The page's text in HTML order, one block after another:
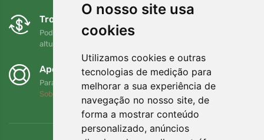
O nosso site usa
cookies
Utilizamos cookies e outras
tecnologias de medição para
melhorar a sua experiência de
navegação no nosso site, de
forma a mostrar conteúdo
personalizado, anúncios
Trocas e devoluções gratuitas
Pode devolver ou trocar a sua encomenda em qualquer
altura no prazo de 90 dias
Apoiamos a Trees.org
Para cada encomenda plantamos uma árvore! Leia mais
Sobre nós